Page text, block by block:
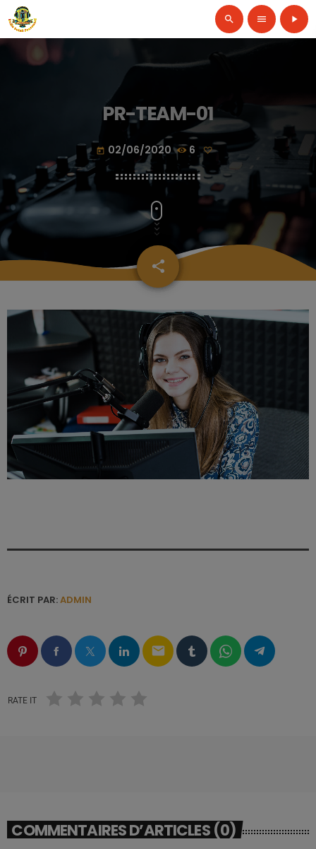
search menu play_arrow
PR-TEAM-01
today 02/06/2020 6
share
email
ÉCRIT PAR:ADMIN
email
RATE IT
COMMENTAIRES D’ARTICLES (0)